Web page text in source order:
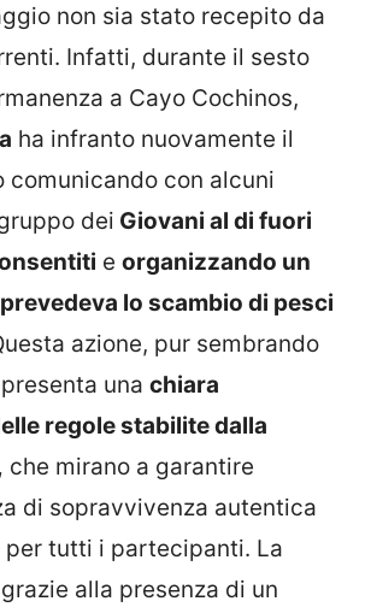
non sia stato recepito da
Infatti, durante il sesto
a Cayo Cochinos,
ha infranto nuovamente il
comunicando con alcuni
dei Giovani al di fuori
e organizzando un
lo scambio di pesci
azione, pur sembrando
una chiara
regole stabilite dalla
che mirano a garantire
di sopravvivenza autentica
per tutti i partecipanti. La
alla presenza di un